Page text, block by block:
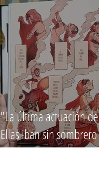
"La última actuación
Ellas iban sin
Mon).